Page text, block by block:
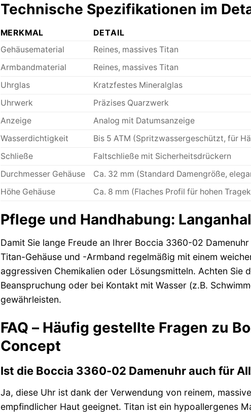
Technische Spezifikationen im
MERKMAL
DETAIL
Gehäusematerial
Reines, massives Titan
Armbandmaterial
Reines, massives Titan
Uhrglas
Kratzfestes Mineralglas
Uhrwerk
Präzises Quarzwerk
Anzeige
Analog mit Datumsanzeige
Wasserdichtigkeit
Bis 5 ATM (Spritzwassergeschützt, für
Schließe
Faltschließe mit Sicherheitsdrückern
Durchmesser Gehäuse
Ca. 32 mm (Standard Damengröße,
Höhe Gehäuse
Ca. 8 mm (Flaches Profil für hohen
Pflege und Handhabung:
Damit Sie lange Freude an Ihrer Boccia 3360-02
Titan-Gehäuse und -Armband regelmäßig mit einem
aggressiven Chemikalien oder Lösungsmitteln. Achten
Beanspruchung oder bei Kontakt mit Wasser (z.B.
gewährleisten.
FAQ – Häufig gestellte Fragen zu
Concept
Ist die Boccia 3360-02 Damenuhr auch für
Ja, diese Uhr ist dank der Verwendung von reinem,
empfindlicher Haut geeignet. Titan ist ein hypoallergenes